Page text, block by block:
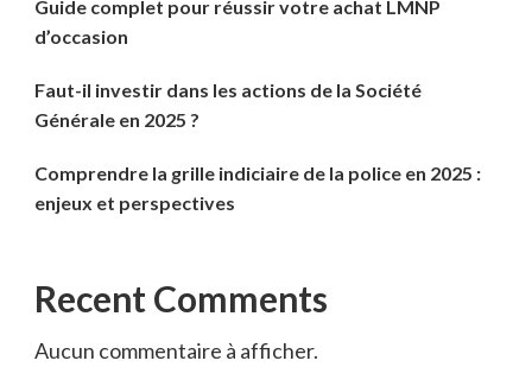
Guide complet pour réussir votre achat LMNP
d’occasion
Faut-il investir dans les actions de la Société
Générale en 2025 ?
Comprendre la grille indiciaire de la police en 2025 :
enjeux et perspectives
Recent Comments
Aucun commentaire à afficher.